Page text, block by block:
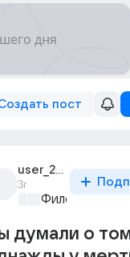
пост
user_2024732
3г
Философский
думали о